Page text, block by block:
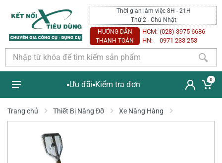
Thời gian làm việc 8H - 21H
Thứ 2 - Chủ Nhật
HƯỚNG DẪN
THANH TOÁN
HCM: (028) 3975 6686
HN:
0971 233 253
Ưu đãi Kiểm tra đơn
0
Trang chủ Thiết Bị Nâng Đỡ Xe Nâng Hàng